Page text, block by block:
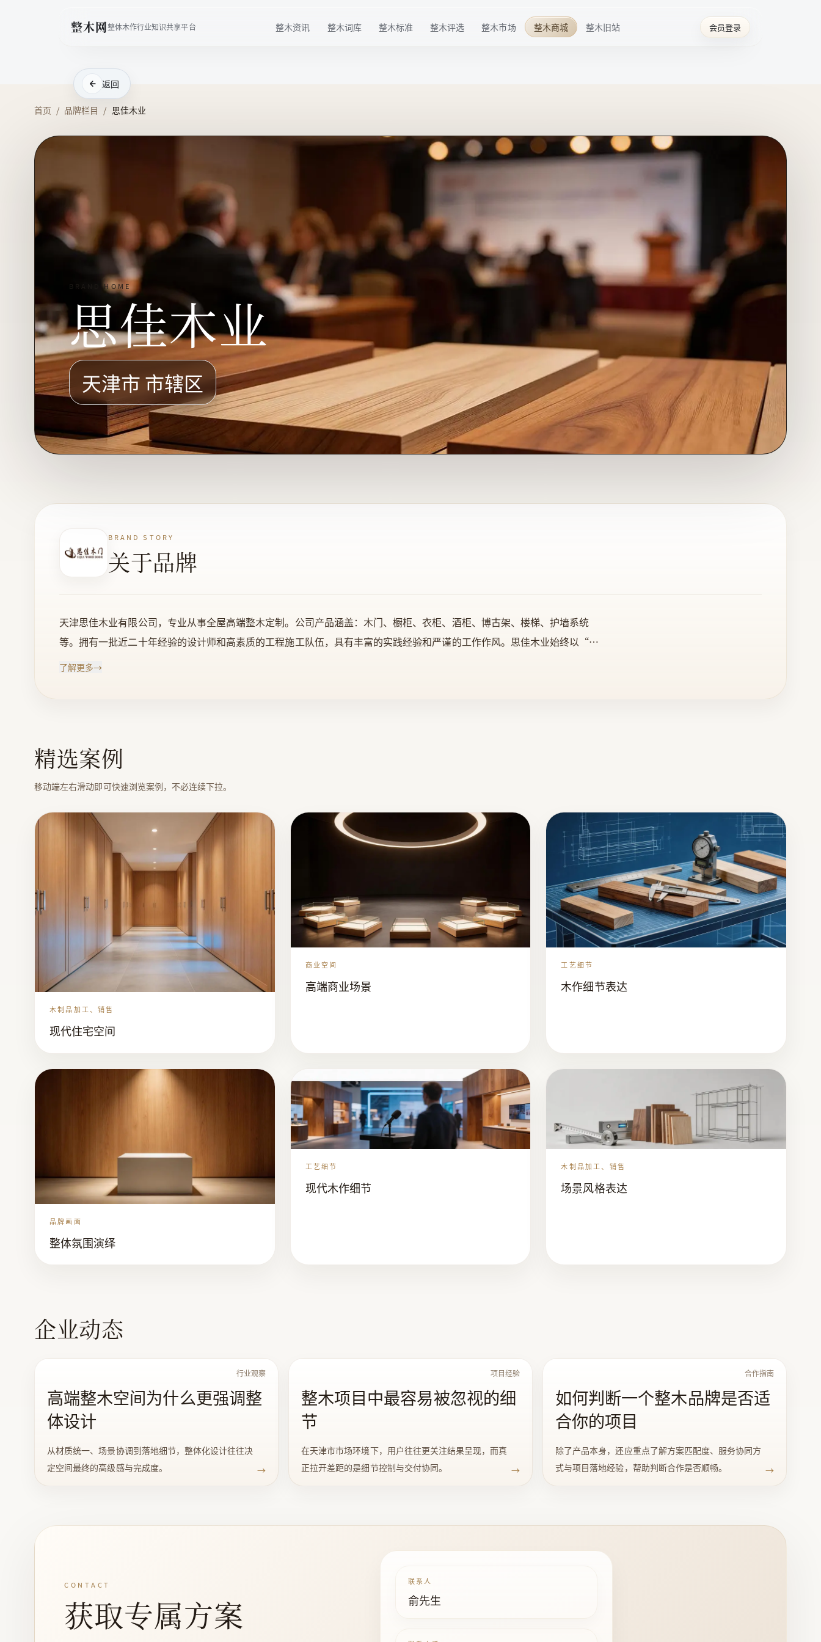
整木网整体木作行业知识共享平台 整木资讯 整木词库 整木标准 整木评选 整木市场 整木商城 整木旧站 会员登录
返回
首页 / 品牌栏目 / 思佳木业
BRAND HOME
思佳木业
天津市 市辖区
BRAND STORY
关于品牌
天津思佳木业有限公司，专业从事全屋高端整木定制。公司产品涵盖：木门、橱柜、衣柜、酒柜、博古架、楼梯、护墙系统
等。拥有一批近二十年经验的设计师和高素质的工程施工队伍，具有丰富的实践经验和严谨的工作作风。思佳木业始终以“整
木·私人定制”为设计理念，主张个性化设计，强调设计风格的统一和家居文化的演绎。以全屋设计为主导，配合专业定制和
了解更多→
精选案例
移动端左右滑动即可快速浏览案例，不必连续下拉。
木制品加工、销售
现代住宅空间
商业空间
高端商业场景
工艺细节
木作细节表达
品牌画面
整体氛围演绎
工艺细节
现代木作细节
木制品加工、销售
场景风格表达
企业动态
行业观察
高端整木空间为什么更强调整
体设计
从材质统一、场景协调到落地细节，整体化设计往往决
定空间最终的高级感与完成度。
→
项目经验
整木项目中最容易被忽视的细
节
在天津市市场环境下，用户往往更关注结果呈现，而真
正拉开差距的是细节控制与交付协同。
→
合作指南
如何判断一个整木品牌是否适
合你的项目
除了产品本身，还应重点了解方案匹配度、服务协同方
式与项目落地经验，帮助判断合作是否顺畅。
→
CONTACT
获取专属方案
联系人
俞先生